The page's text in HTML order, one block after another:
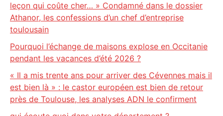
leçon qui coûte cher… » Condamné dans le dossier
Athanor, les confessions d’un chef d’entreprise
toulousain
Pourquoi l’échange de maisons explose en Occitanie
pendant les vacances d’été 2026 ?
« Il a mis trente ans pour arriver des Cévennes mais il
est bien là » : le castor européen est bien de retour
près de Toulouse, les analyses ADN le confirment